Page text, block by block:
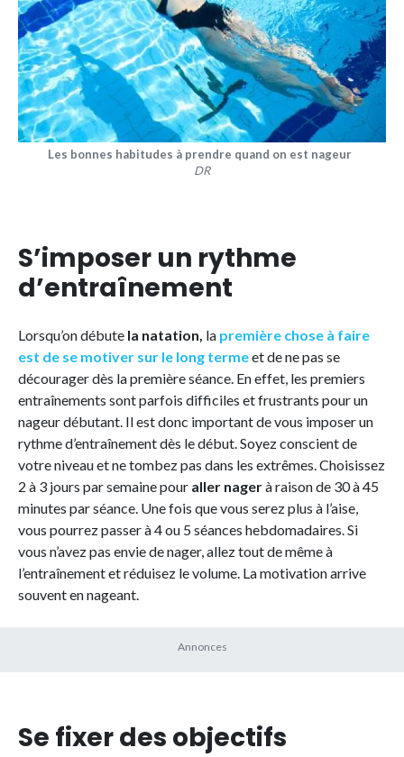
Les bonnes habitudes à prendre quand on est nageur
DR
S’imposer un rythme
d’entraînement
Lorsqu’on débute la natation, la première chose à faire
est de se motiver sur le long termeet de ne pas se
décourager dès la première séance. En effet, les premiers
entraînements sont parfois difficiles et frustrants pour un
nageur débutant. Il est donc important de vous imposer un
rythme d’entraînement dès le début. Soyez conscient de
votre niveau et ne tombez pas dans les extrêmes. Choisissez
2 à 3 jours par semaine pour aller nagerà raison de 30 à 45
minutes par séance. Une fois que vous serez plus à l’aise,
vous pourrez passer à 4 ou 5 séances hebdomadaires. Si
vous n’avez pas envie de nager, allez tout de même à
l’entraînement et réduisez le volume. La motivation arrive
souvent en nageant.
Se fixer des objectifs